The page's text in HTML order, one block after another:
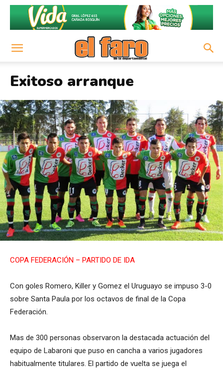
Exitoso arranque
COPA FEDERACIÓN – PARTIDO DE IDA
Con goles Romero, Killer y Gomez el Uruguayo se impuso 3-0
sobre Santa Paula por los octavos de final de la Copa
Federación.
Mas de 300 personas observaron la destacada actuación del
equipo de Labaroni que puso en cancha a varios jugadores
habitualmente titulares. El partido de vuelta se juega el